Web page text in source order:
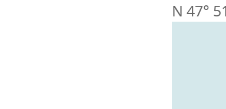
N 47°